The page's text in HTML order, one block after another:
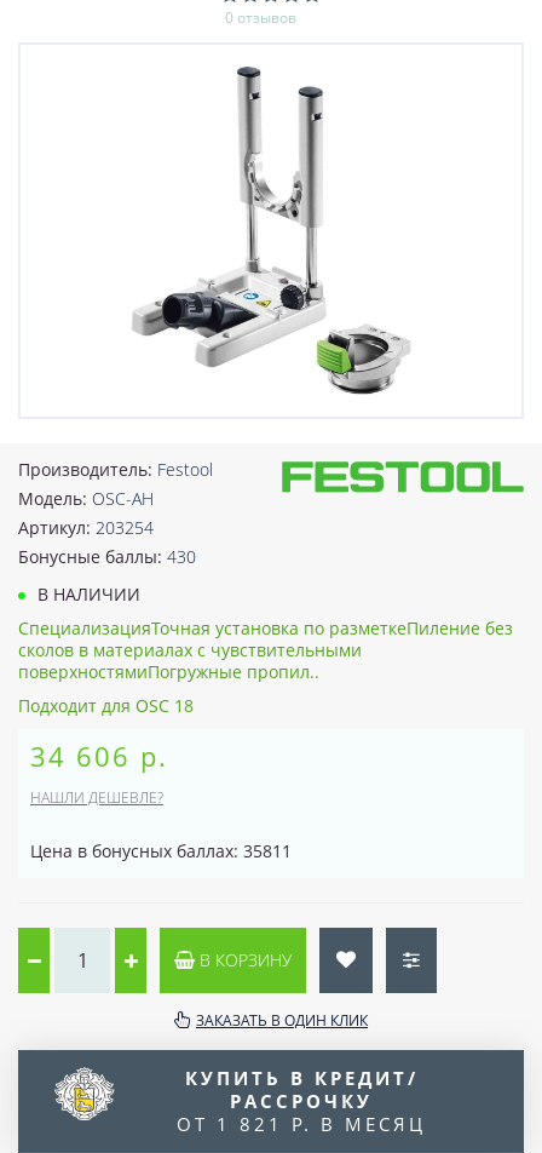
0 отзывов
Производитель: Festool
Модель: OSC-AH
Артикул: 203254
Бонусные баллы: 430
В НАЛИЧИИ
СпециализацияТочная установка по разметкеПиление без
сколов в материалах с чувствительными
поверхностямиПогружные пропил..
Подходит для OSC 18
34 606 р.
НАШЛИ ДЕШЕВЛЕ?
Цена в бонусных баллах: 35811
В КОРЗИНУ
ЗАКАЗАТЬ В ОДИН КЛИК
КУПИТЬ В КРЕДИТ/
РАССРОЧКУ
ОТ 1 821 Р. В МЕСЯЦ